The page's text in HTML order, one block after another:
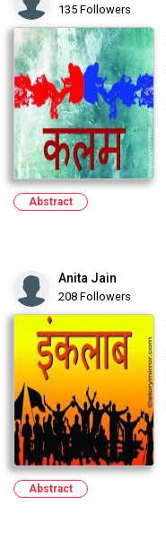
135 Followers
Abstract
Anita Jain
208 Followers
Abstract